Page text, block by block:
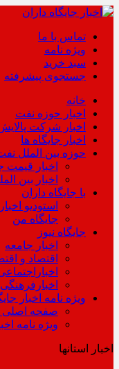
تماس با ما
ویژه نامه
سبد خرید
جستجوی پیشرفته
خانه
اخبار حوزه نفت
اخبار شرکت
اخبار جایگاه ها
حوزه بین الملل
اخبار قیمت
اخبار بین
با جایگاه داران
استودیو
جایگاه من
جایگاه نیوز
اخبار جامعه
اقتصاد و
اخبارفرهنگی
ویژه نامه اخبار
صفحه اصلی
ویژه نامه
اخبار استانها